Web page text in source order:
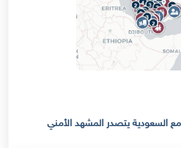
السعودية يتصدر المشهد الأمني